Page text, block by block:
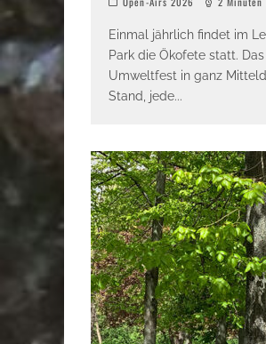
Einmal jährlich findet im
Park die Ökofete statt.
Umweltfest in ganz
Stand, jede...